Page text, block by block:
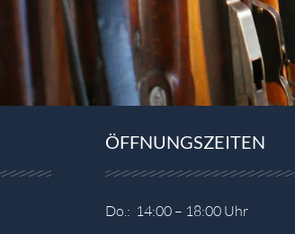
ÖFFNUNGSZEITEN
Do.: 14:00 – 18:00 Uhr